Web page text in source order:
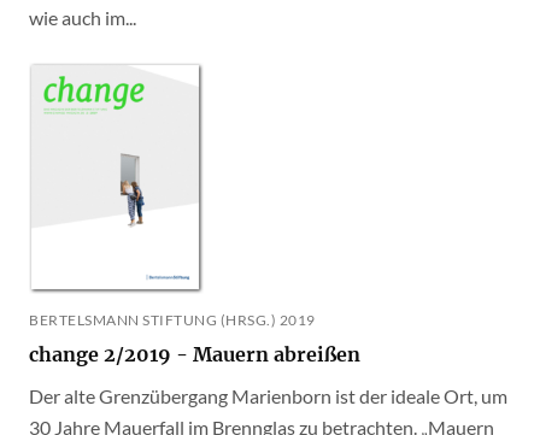
wie auch im...
BERTELSMANN STIFTUNG (HRSG.) 2019
change 2/2019 - Mauern abreißen
Der alte Grenzübergang Marienborn ist der ideale Ort, um
30 Jahre Mauerfall im Brennglas zu betrachten. „Mauern